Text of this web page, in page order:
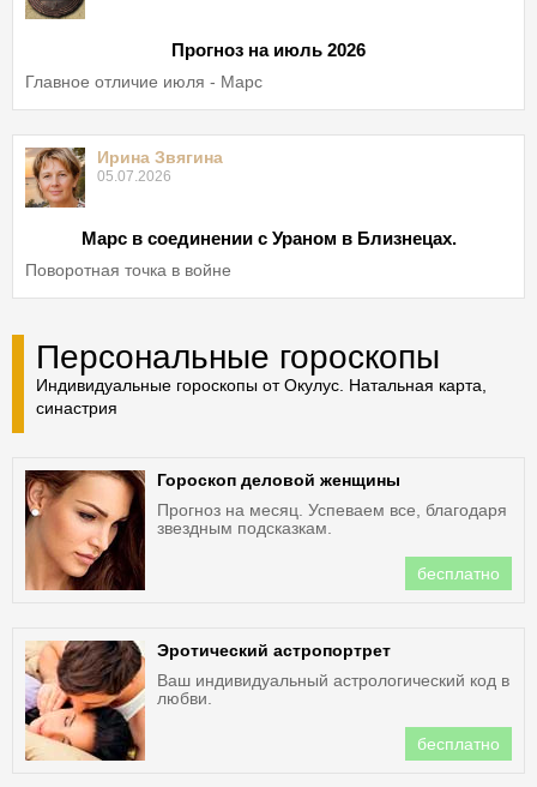
Прогноз на июль 2026
Главное отличие июля - Марс
Ирина Звягина
05.07.2026
Марс в соединении с Ураном в Близнецах.
Поворотная точка в войне
Персональные гороскопы
Индивидуальные гороскопы от Окулус. Натальная карта,
синастрия
Гороскоп деловой женщины
Прогноз на месяц. Успеваем все, благодаря
звездным подсказкам.
бесплатно
Эротический астропортрет
Ваш индивидуальный астрологический код в
любви.
бесплатно